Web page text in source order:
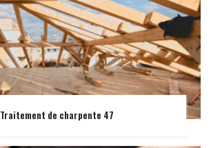
Traitement de charpente 47